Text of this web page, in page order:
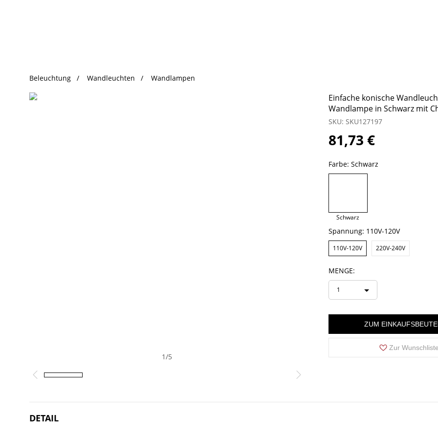
Beleuchtung Wandleuchten Wandlampen
1/5
Einfache konische
Wandlampe in Schwarz mit
SKU: SKU127197
81,73 €
Farbe: Schwarz
Schwarz
Spannung: 110V-120V
110V-120V 220V-240V
MENGE:
1
ZUM
Zur
DETAIL